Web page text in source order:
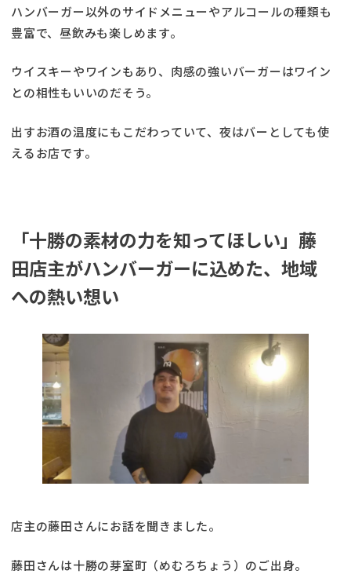
ハンバーガー以外のサイドメニューやアルコールの種類も
豊富で、昼飲みも楽しめます。
ウイスキーやワインもあり、肉感の強いバーガーはワイン
との相性もいいのだそう。
出すお酒の温度にもこだわっていて、夜はバーとしても使
えるお店です。
「十勝の素材の力を知ってほしい」藤
田店主がハンバーガーに込めた、地域
への熱い想い
店主の藤田さんにお話を聞きました。
藤田さんは十勝の芽室町（めむろちょう）のご出身。